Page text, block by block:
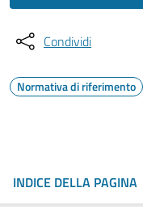
Condividi
Normativa di riferimento
INDICE DELLA PAGINA